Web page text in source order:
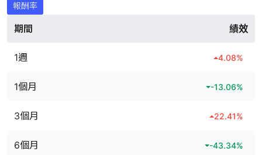
報酬率
期間 績效
1週 4.08%
1個月 -13.06%
3個月 22.41%
6個月 -43.34%